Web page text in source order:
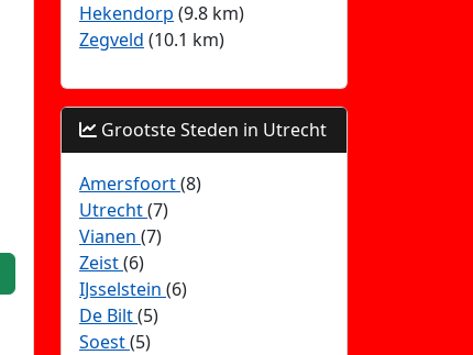
Hekendorp (9.8 km)
Zegveld (10.1 km)
Grootste Steden in Utrecht
Amersfoort(8)
Utrecht(7)
Vianen (7)
Zeist(6)
IJsselstein (6)
De Bilt(5)
Soest(5)